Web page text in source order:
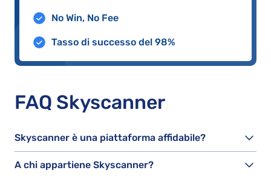
No Win, No Fee
Tasso di successo del 98%
FAQ Skyscanner
Skyscanner è una piattaforma affidabile?
A chi appartiene Skyscanner?